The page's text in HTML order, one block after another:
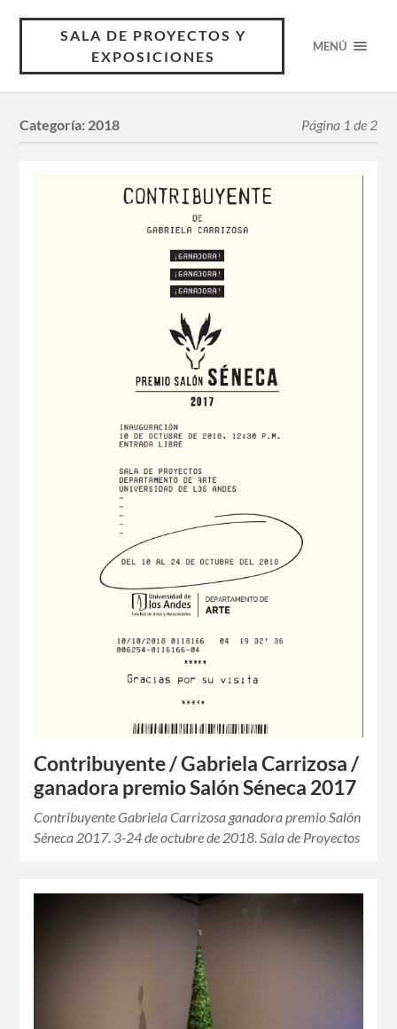
SALA DE PROYECTOS Y
EXPOSICIONES
MENÚ
Categoría: 2018 Página 1 de 2
Contribuyente / Gabriela Carrizosa /
ganadora premio Salón Séneca 2017
Contribuyente Gabriela Carrizosa ganadora premio Salón
Séneca 2017. 3-24 de octubre de 2018. Sala de Proyectos